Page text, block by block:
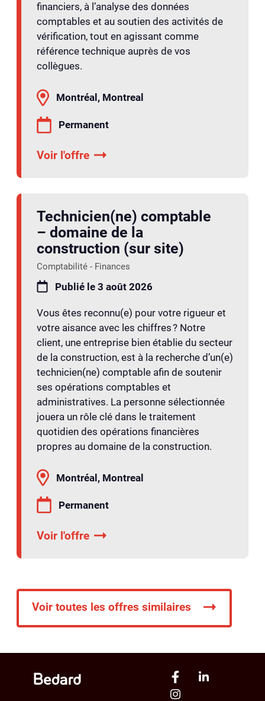
financiers, à l’analyse des données
comptables et au soutien des activités de
vérification, tout en agissant comme
référence technique auprès de vos
collègues.
Montréal, Montreal
Permanent
Voir l'offre
Technicien(ne) comptable
– domaine de la
construction (sur site)
Comptabilité - Finances
Publié le 3 août 2026
Vous êtes reconnu(e) pour votre rigueur et
votre aisance avec les chiffres ? Notre
client, une entreprise bien établie du secteur
de la construction, est à la recherche d’un(e)
technicien(ne) comptable afin de soutenir
ses opérations comptables et
administratives. La personne sélectionnée
jouera un rôle clé dans le traitement
quotidien des opérations financières
propres au domaine de la construction.
Montréal, Montreal
Permanent
Voir l'offre
Voir toutes les offres similaires